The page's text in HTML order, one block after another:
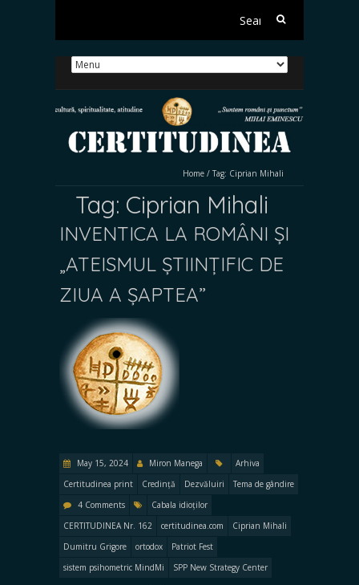
Search
Home / Tag: Ciprian Mihali
Tag: Ciprian Mihali
INVENTICA LA ROMÂNI ȘI
„ATEISMUL ȘTIINȚIFIC DE
ZIUA A ȘAPTEA”
May 15, 2024 Miron Manega
Arhiva
Certitudinea print
Credință Dezvăluiri
Tema de gândire
4 Comments
Cabala idioților
CERTITUDINEA Nr. 162
certitudinea.com
Ciprian Mihali
Dumitru Grigore
ortodox
Patriot Fest
sistem psihometric MindMi
SPP New Strategy Center